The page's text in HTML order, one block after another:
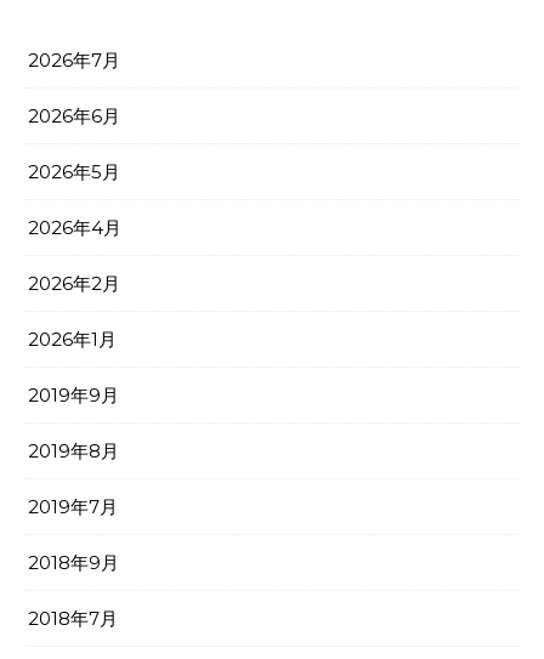
2026年7月
2026年6月
2026年5月
2026年4月
2026年2月
2026年1月
2019年9月
2019年8月
2019年7月
2018年9月
2018年7月